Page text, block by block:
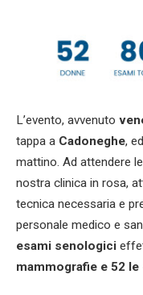
L’evento, avvenuto
tappa a Cadoneghe,
mattino. Ad attendere
nostra clinica in rosa,
tecnica necessaria e
personale medico e
esami senologici
mammografie e 52